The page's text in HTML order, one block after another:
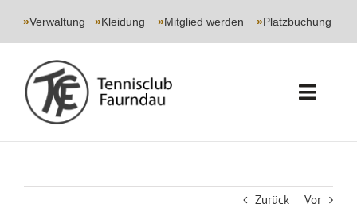
»Verwaltung »Kleidung »Mitglied werden »Platzbuchung
Zurück Vor